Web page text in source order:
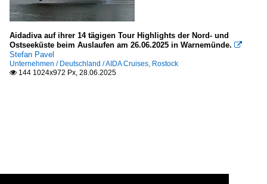
Aidadiva auf ihrer 14 tägigen Tour Highlights der Nord- und
Ostseeküste beim Auslaufen am 26.06.2025 in Warnemünde. 
Stefan Pavel
Unternehmen / Deutschland / AIDA Cruises, Rostock
 144 1024x972 Px, 28.06.2025